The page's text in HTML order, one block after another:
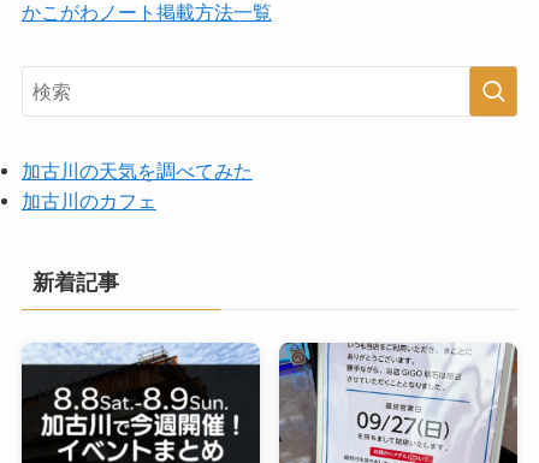
かこがわノート掲載方法一覧
加古川の天気を調べてみた
加古川のカフェ
新着記事